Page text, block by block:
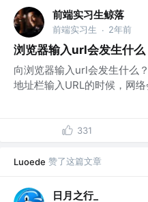
前端实习生鲸落
前端实习生 · 2年前
浏览器输入url会发生什
向浏览器输入url会发生什么
地址栏输入URL的时候，网
331
Luoede 赞了这篇文章
日月之行_